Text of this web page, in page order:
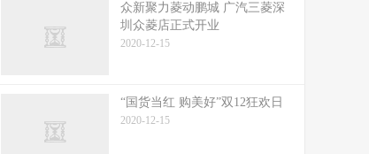
众新聚力菱动鹏城 广汽三菱深
圳众菱店正式开业
2020-12-15
“国货当红 购美好”双12狂欢日
2020-12-15